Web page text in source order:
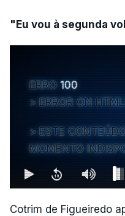
"Eu vou à segunda
ERRO 100
ERROR ON
ESTE
MOMENTO
Cotrim de Figueiredo